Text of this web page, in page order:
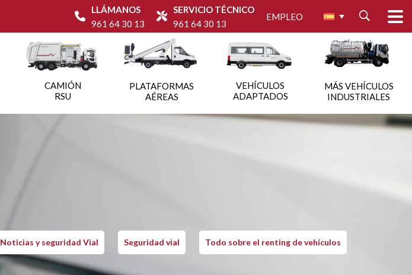
LLÁMANOS
961 64 30 13
SERVICIO TÉCNICO
961 64 30 13
EMPLEO
CAMIÓN
RSU
PLATAFORMAS
AÉREAS
VEHÍCULOS
ADAPTADOS
MÁS VEHÍCULOS
INDUSTRIALES
Noticias y seguridad Vial Seguridad vial Todo sobre el renting de vehículos